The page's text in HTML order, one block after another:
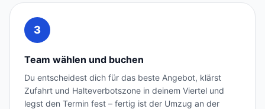
3
Team wählen und buchen
Du entscheidest dich für das beste Angebot, klärst
Zufahrt und Halteverbotszone in deinem Viertel und
legst den Termin fest – fertig ist der Umzug an der